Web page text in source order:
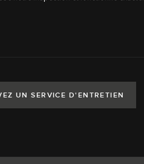
UN SERVICE D'ENTRETIEN